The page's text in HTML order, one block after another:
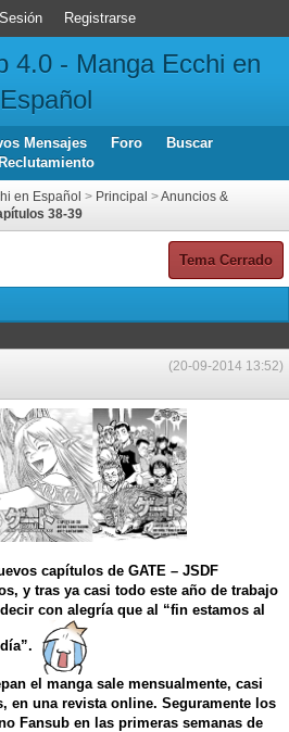
Registrarse
4.0 - Manga Ecchi en
Español
Mensajes Foro
Buscar
Reclutamiento
en Español > Principal >Anuncios &
38-39
Tema Cerrado
(20-09-2014 13:52)
capítulos de GATE – JSDF
y tras ya casi todo este año de trabajo
con alegría que al “fin estamos al
día”.
el manga sale mensualmente, casi
en una revista online. Seguramente los
Fansub en las primeras semanas de